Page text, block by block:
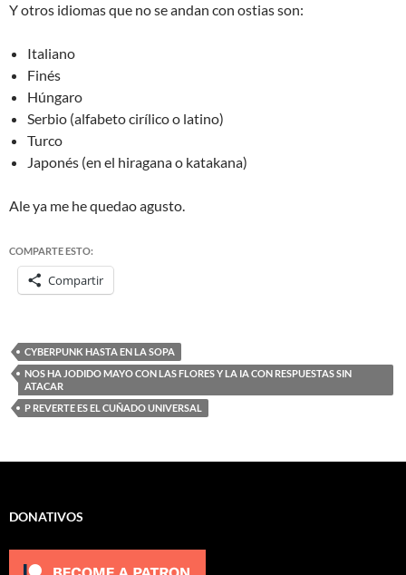
Y otros idiomas que no se andan con ostias son:
Italiano
Finés
Húngaro
Serbio (alfabeto cirílico o latino)
Turco
Japonés (en el hiragana o katakana)
Ale ya me he quedao agusto.
COMPARTE ESTO:
Compartir
CYBERPUNK HASTA EN LA SOPA
NOS HA JODIDO MAYO CON LAS FLORES Y LA IA CON RESPUESTAS SIN
ATACAR
P REVERTE ES EL CUÑADO UNIVERSAL
DONATIVOS